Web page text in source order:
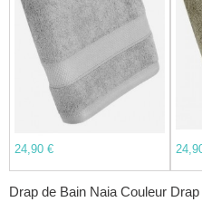
24,90 €
Drap de Bain Naia Couleur